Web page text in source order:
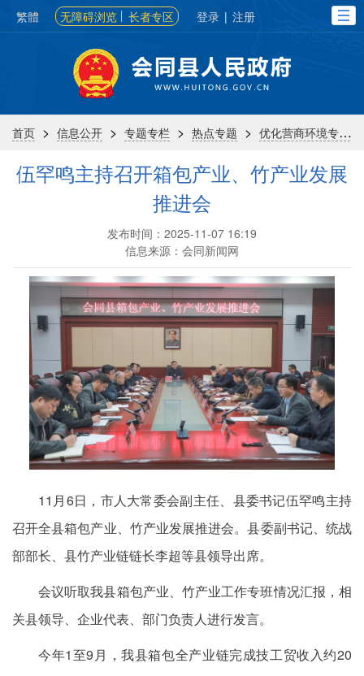
繁體 无障碍浏览 长者专区 登录 | 注册
首页 > 信息公开 > 专题专栏 > 热点专题 > 优化营商环境专栏
伍罕鸣主持召开箱包产业、竹产业发展
推进会
发布时间：2025-11-07 16:19
信息来源：会同新闻网
11月6日，市人大常委会副主任、县委书记伍罕鸣主持
召开全县箱包产业、竹产业发展推进会。县委副书记、统战
部部长、县竹产业链链长李超等县领导出席。
会议听取我县箱包产业、竹产业工作专班情况汇报，相
关县领导、企业代表、部门负责人进行发言。
今年1至9月，我县箱包全产业链完成技工贸收入约20